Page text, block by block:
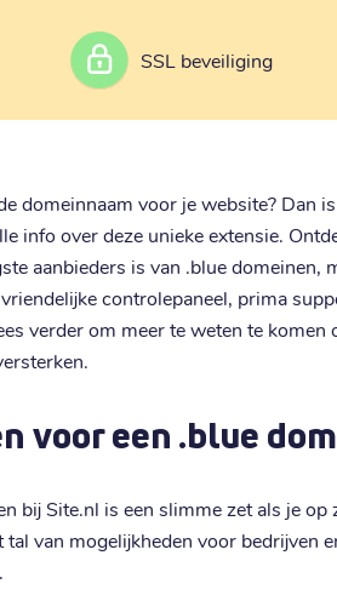
SSL beveiliging
domeinnaam voor je website? Dan
info over deze unieke extensie.
aanbieders is van .blue domeinen,
controlepaneel, prima
verder om meer te weten te komen
voor een .blue
bij Site.nl is een slimme zet als je op
tal van mogelijkheden voor bedrijven